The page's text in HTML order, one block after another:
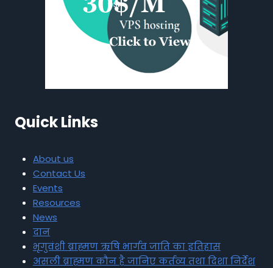
Quick Links
About us
Contact Us
Events
Resources
News
दान
भृगुवंशी ब्राह्मण ऋषि भार्गव जाति का इतिहास
असली ब्राह्मण कौन है जानिए कर्तव्य तथा दिशा निर्देश